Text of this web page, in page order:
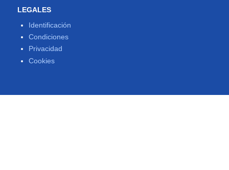
LEGALES
Identificación
Condiciones
Privacidad
Cookies